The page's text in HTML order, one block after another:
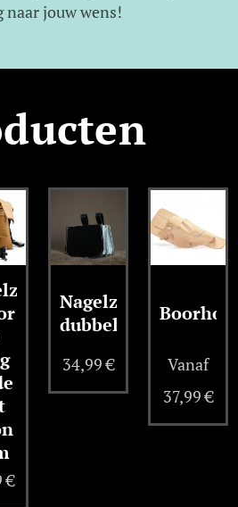
naar jouw wens!
€
Nagelzak
dubbel
34,99€
Vanaf
37,99€